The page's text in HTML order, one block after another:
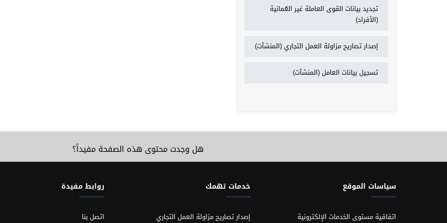
تجديد بيانات القوى العاملة غير العُمانية
(الأفراد)
إصدار تصاريح مزاولة العمل التجاري (المنشآت)
تسجيل بيانات العامل (المنشآت)
هل وجدت محتوى هذه الصفحة مفيداً؟
سياسات الموقع
اتفاقية مستوى الخدمات الإلكترونية
خدمات تهمك
إصدار تصاريح مزاولة العمل التجاري
روابط مفيدة
اتصل بنا